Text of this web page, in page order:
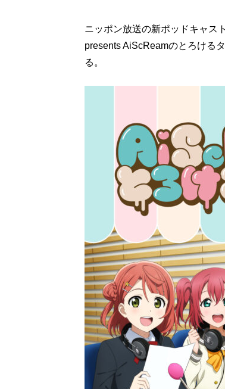
ニッポン放送の新ポッドキャス
presents AiScReamのとろけ
る。